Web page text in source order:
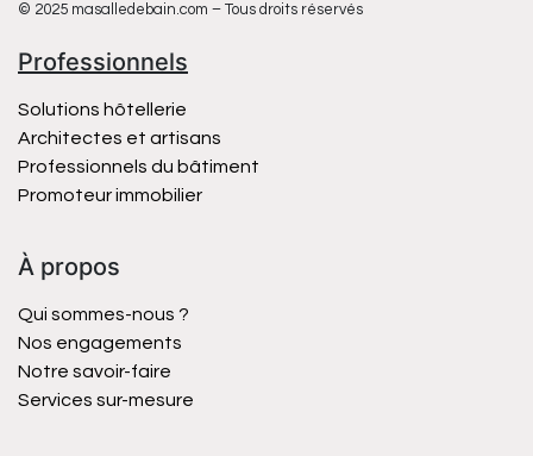
© 2025 masalledebain.com – Tous droits réservés
Professionnels
Solutions hôtellerie
Architectes et artisans
Professionnels du bâtiment
Promoteur immobilier
À propos
Qui sommes-nous ?
Nos engagements
Notre savoir-faire
Services sur-mesure